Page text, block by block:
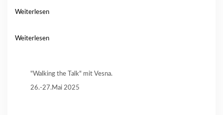
Weiterlesen
Weiterlesen
"Walking the Talk" mit Vesna.
26.-27.Mai 2025